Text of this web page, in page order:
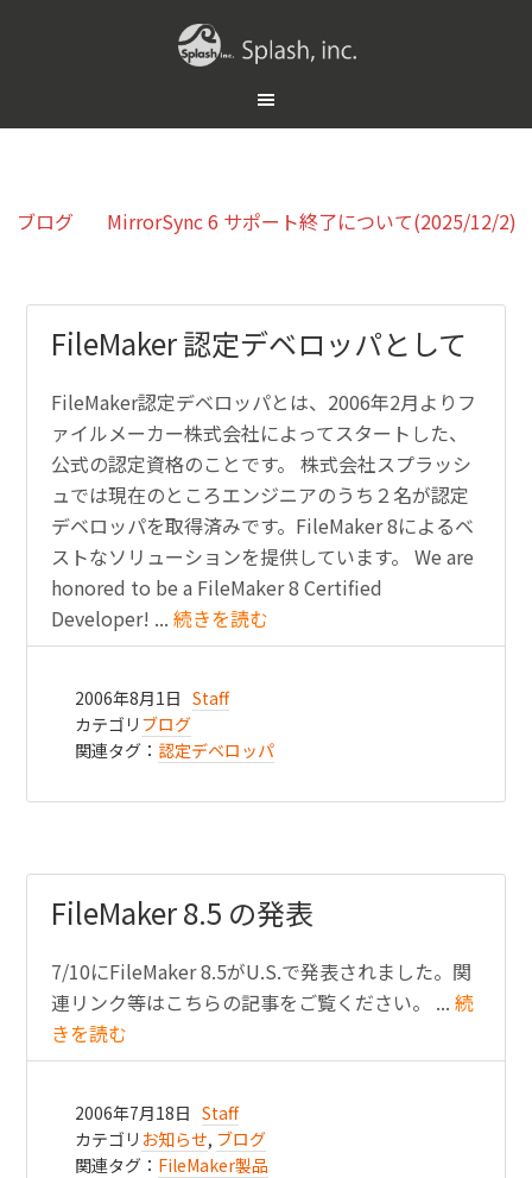
ブログ MirrorSync 6 サポート終了について(2025/12/2)
FileMaker 認定デベロッパとして
FileMaker認定デベロッパとは、2006年2月よりフ
ァイルメーカー株式会社によってスタートした、
公式の認定資格のことです。 株式会社スプラッシ
ュでは現在のところエンジニアのうち２名が認定
デベロッパを取得済みです。FileMaker 8によるベ
ストなソリューションを提供しています。 We are
honored to be a FileMaker 8 Certified
Developer! ...続きを読む
2006年8月1日 Staff
カテゴリ ブログ
関連タグ： 認定デベロッパ
FileMaker 8.5 の発表
7/10にFileMaker 8.5がU.S.で発表されました。関
連リンク等はこちらの記事をご覧ください。 ...続
きを読む
2006年7月18日 Staff
カテゴリ お知らせ, ブログ
関連タグ： FileMaker製品